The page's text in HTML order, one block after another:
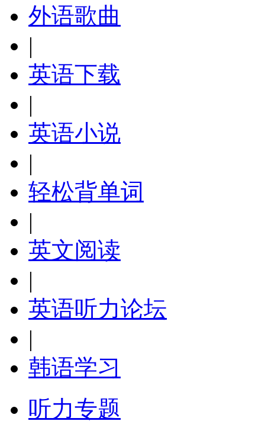
外语歌曲
|
英语下载
|
英语小说
|
轻松背单词
|
英文阅读
|
英语听力论坛
|
韩语学习
听力专题